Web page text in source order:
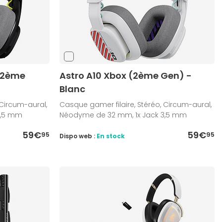
aural,
mm
59€95
Astro A10 Xbox (2ème Gen) -
Blanc
Casque gamer filaire, Stéréo, Circum-aural,
Néodyme de 32 mm, 1x Jack 3,5 mm
59€95
Dispo web : En stock